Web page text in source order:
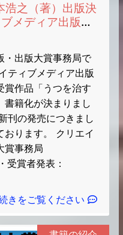
浩之（著）出版決
メディア出版
・出版大賞事務局で
ティブメディア出版
賞作品「うつを治す
書籍化が決まりまし
刊の発売につきまし
おります。 クリエイ
事務局
賞者発表：
きをご覧ください